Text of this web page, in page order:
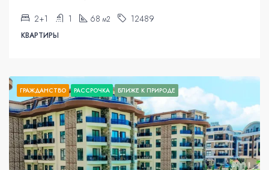
2+1 1 68 м2 12489
КВАРТИРЫ
ГРАЖДАНСТВО РАССРОЧКА БЛИЖЕ К ПРИРОДЕ